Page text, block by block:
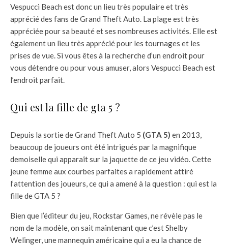
Vespucci Beach est donc un lieu très populaire et très
apprécié des fans de Grand Theft Auto. La plage est très
appréciée pour sa beauté et ses nombreuses activités. Elle est
également un lieu très apprécié pour les tournages et les
prises de vue. Si vous êtes à la recherche d’un endroit pour
vous détendre ou pour vous amuser, alors Vespucci Beach est
l’endroit parfait.
Qui est la fille de gta 5 ?
Depuis la sortie de Grand Theft Auto 5 (GTA 5) en 2013,
beaucoup de joueurs ont été intrigués par la magnifique
demoiselle qui apparaît sur la jaquette de ce jeu vidéo. Cette
jeune femme aux courbes parfaites a rapidement attiré
l’attention des joueurs, ce qui a amené à la question : qui est la
fille de GTA 5 ?
Bien que l’éditeur du jeu, Rockstar Games, ne révèle pas le
nom de la modèle, on sait maintenant que c’est Shelby
Welinger, une mannequin américaine qui a eu la chance de